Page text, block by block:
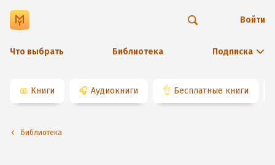
Что выбрать Библиотека Подписка
Войти
📖 Книги 🎧 Аудиокниги 👌 Бесплатные книги
Библиотека